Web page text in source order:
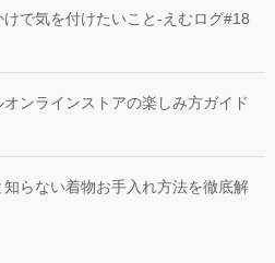
けで気を付けたいこと-えむログ#18
ンラインストアの楽しみ方ガイド
知らない着物お手入れ方法を徹底解